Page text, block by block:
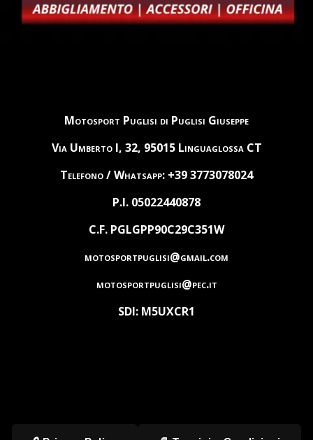
Motosport Puglisi di Puglisi Giuseppe
Via Umberto I, 32, 95015 Linguaglossa CT
Telefono / Whatsapp: +39 3773078024
P.I. 05022440878
C.F. PGLGPP90C29C351W
motosportpuglisi@gmail.com
motosportpuglisi@pec.it
SDI: M5UXCR1